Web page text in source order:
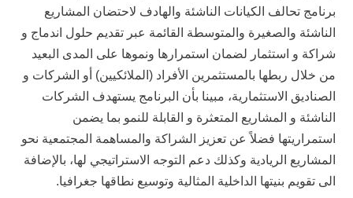
برنامج تحالف الكيانات الناشئة والهادف لاحتضان المشاريع
الناشئة والصغيرة والمتوسطة القائمة عبر تقديم حلول اندماج و
شراكة و استثمار لضمان استمرارها ونموها على المدى البعيد
من خلال ربطها بالمستثمرين الأفراد (الملائكيين) أو الشركات و
الصناديق الاستثمارية، مبينا بأن البرنامج يستهدف الشركات
الناشئة و المشاريع المتعثرة و القابلة للنمو بما يضمن
استمراريتها فضلاً عن تعزيز الشراكة والمساهمة المجتمعية نحو
المشاريع الريادية وكذلك دعم التوجه الاستراتيجي لها، بالإضافة
الى تقويم بنيتها الداخلية المثالية وتوسيع نطاقها جغرافيا.